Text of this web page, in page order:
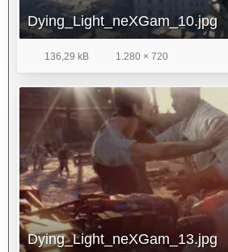
Dying_Light_neXGam_10.jpg
136,29 kB 1.280 × 720
Dying_Light_neXGam_13.jpg